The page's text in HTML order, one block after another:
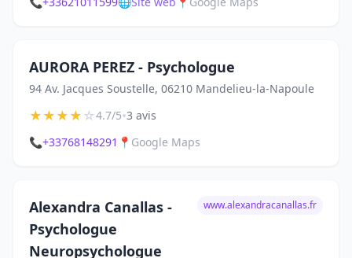
AURORA PEREZ - Psychologue
94 Av. Jacques Soustelle, 06210 Mandelieu-la-Napoule
★★★★☆4.7/5•3 avis
📞+33768148291 📍 Google Maps
Alexandra Canallas -
Psychologue
Neuropsychologue
www.alexandracanallas.fr